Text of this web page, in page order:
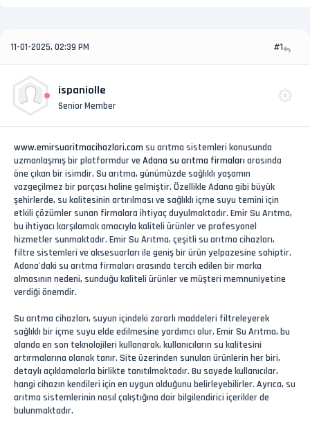
11-01-2025, 02:39 PM #1
ispaniolle
Senior Member
www.emirsuaritmacihazlari.com su arıtma sistemleri konusunda
uzmanlaşmış bir platformdur ve Adana su arıtma firmaları arasında
öne çıkan bir isimdir. Su arıtma, günümüzde sağlıklı yaşamın
vazgeçilmez bir parçası haline gelmiştir. Özellikle Adana gibi büyük
şehirlerde, su kalitesinin artırılması ve sağlıklı içme suyu temini için
etkili çözümler sunan firmalara ihtiyaç duyulmaktadır. Emir Su Arıtma,
bu ihtiyacı karşılamak amacıyla kaliteli ürünler ve profesyonel
hizmetler sunmaktadır. Emir Su Arıtma, çeşitli su arıtma cihazları,
filtre sistemleri ve aksesuarları ile geniş bir ürün yelpazesine sahiptir.
Adana'daki su arıtma firmaları arasında tercih edilen bir marka
olmasının nedeni, sunduğu kaliteli ürünler ve müşteri memnuniyetine
verdiği önemdir.
Su arıtma cihazları, suyun içindeki zararlı maddeleri filtreleyerek
sağlıklı bir içme suyu elde edilmesine yardımcı olur. Emir Su Arıtma, bu
alanda en son teknolojileri kullanarak, kullanıcıların su kalitesini
artırmalarına olanak tanır. Site üzerinden sunulan ürünlerin her biri,
detaylı açıklamalarla birlikte tanıtılmaktadır. Bu sayede kullanıcılar,
hangi cihazın kendileri için en uygun olduğunu belirleyebilirler. Ayrıca, su
arıtma sistemlerinin nasıl çalıştığına dair bilgilendirici içerikler de
bulunmaktadır.